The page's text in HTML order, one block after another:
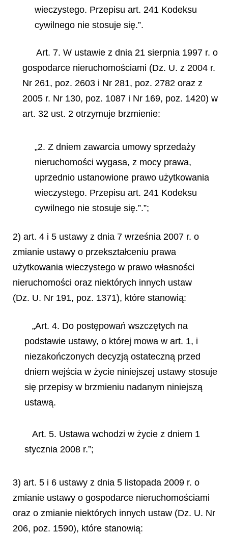
wieczystego. Przepisu art. 241 Kodeksu
cywilnego nie stosuje się.”.
Art. 7. W ustawie z dnia 21 sierpnia 1997 r. o
gospodarce nieruchomościami (Dz. U. z 2004 r.
Nr 261, poz. 2603 i Nr 281, poz. 2782 oraz z
2005 r. Nr 130, poz. 1087 i Nr 169, poz. 1420) w
art. 32 ust. 2 otrzymuje brzmienie:
„2. Z dniem zawarcia umowy sprzedaży
nieruchomości wygasa, z mocy prawa,
uprzednio ustanowione prawo użytkowania
wieczystego. Przepisu art. 241 Kodeksu
cywilnego nie stosuje się.”.”;
2) art. 4 i 5 ustawy z dnia 7 września 2007 r. o
zmianie ustawy o przekształceniu prawa
użytkowania wieczystego w prawo własności
nieruchomości oraz niektórych innych ustaw
(Dz. U. Nr 191, poz. 1371), które stanowią:
„Art. 4. Do postępowań wszczętych na
podstawie ustawy, o której mowa w art. 1, i
niezakończonych decyzją ostateczną przed
dniem wejścia w życie niniejszej ustawy stosuje
się przepisy w brzmieniu nadanym niniejszą
ustawą.
Art. 5. Ustawa wchodzi w życie z dniem 1
stycznia 2008 r.”;
3) art. 5 i 6 ustawy z dnia 5 listopada 2009 r. o
zmianie ustawy o gospodarce nieruchomościami
oraz o zmianie niektórych innych ustaw (Dz. U. Nr
206, poz. 1590), które stanowią: